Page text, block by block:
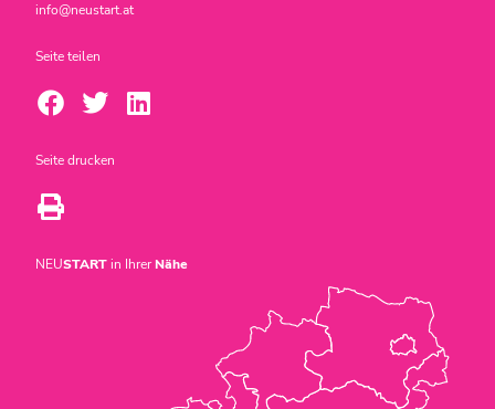
info@neustart.at
Seite teilen
Seite drucken
NEUSTARTin IhrerNähe